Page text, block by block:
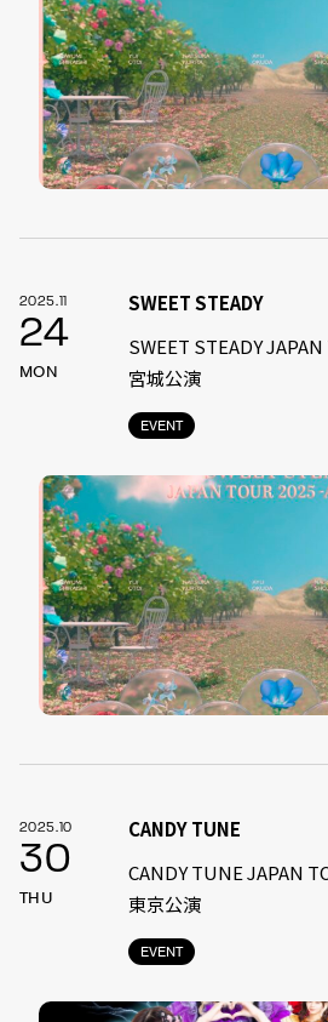
2025.11
24
MON
EVENT
SWEET STEADY
SWEET STEADY
宮城公演
2025.10
30
THU
EVENT
CANDY TUNE
CANDY TUNE JAPAN
東京公演